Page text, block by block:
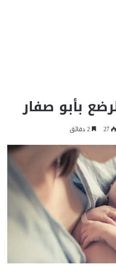
بأبو صفار
27